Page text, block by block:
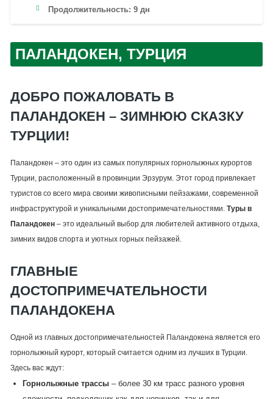
Продолжительность: 9 дн
ПАЛАНДОКЕН, ТУРЦИЯ
ДОБРО ПОЖАЛОВАТЬ В
ПАЛАНДОКЕН – ЗИМНЮЮ СКАЗКУ
ТУРЦИИ!
Паландокен – это один из самых популярных горнолыжных курортов
Турции, расположенный в провинции Эрзурум. Этот город привлекает
туристов со всего мира своими живописными пейзажами, современной
инфраструктурой и уникальными достопримечательностями. Туры в
Паландокен– это идеальный выбор для любителей активного отдыха,
зимних видов спорта и уютных горных пейзажей.
ГЛАВНЫЕ
ДОСТОПРИМЕЧАТЕЛЬНОСТИ
ПАЛАНДОКЕНА
Одной из главных достопримечательностей Паландокена является его
горнолыжный курорт, который считается одним из лучших в Турции.
Здесь вас ждут:
Горнолыжные трассы– более 30 км трасс разного уровня